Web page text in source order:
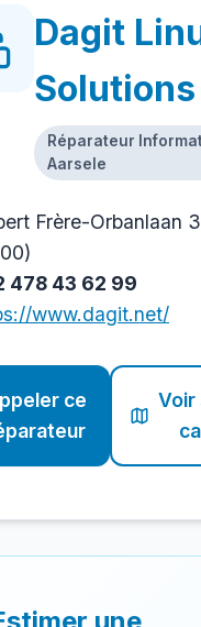
Dagit
Solutions
Réparateur
Aarsele
Frère-Orbanlaan
478 43 62 99
www.dagit.net/
ce
Voir